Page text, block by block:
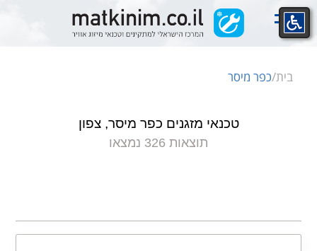
בית/כפר מיסר
טכנאי מזגנים כפר מיסר, צפון
תוצאות 326 נמצאו